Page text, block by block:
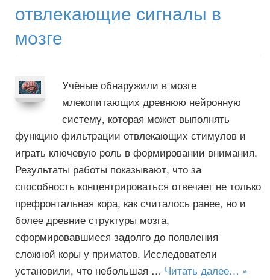
отвлекающие сигналы в
мозге
Учёные обнаружили в мозге
млекопитающих древнюю нейронную
систему, которая может выполнять
функцию фильтрации отвлекающих стимулов и
играть ключевую роль в формировании внимания.
Результаты работы показывают, что за
способность концентрироваться отвечает не только
префронтальная кора, как считалось ранее, но и
более древние структуры мозга,
сформировавшиеся задолго до появления
сложной коры у приматов. Исследователи
установили, что небольшая … Читать далее… »